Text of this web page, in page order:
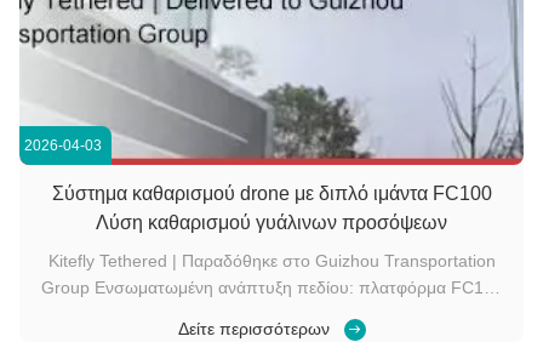
2026-04-03
Σύστημα καθαρισμού drone με διπλό ιμάντα FC100
Λύση καθαρισμού γυάλινων προσόψεων
Kitefly Tethered | Παραδόθηκε στο Guizhou Transportation
Group Ενσωματωμένη ανάπτυξη πεδίου: πλατφόρμα FC100
νερού υψηλής πίεσης. Διαμόρφωση συστήματος Αυτή η
Δείτε περισσότερων